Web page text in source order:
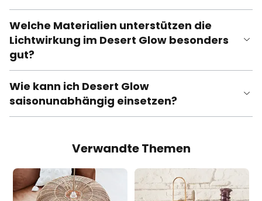
Welche Materialien unterstützen die
Lichtwirkung im Desert Glow besonders
gut?
Wie kann ich Desert Glow
saisonunabhängig einsetzen?
Verwandte Themen